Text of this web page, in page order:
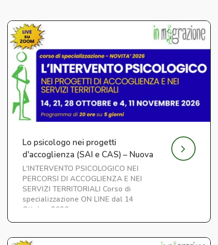
Lo psicologo nei progetti
d'accoglienza (SAI e CAS) – Nuova
edizione
L'INTERVENTO PSICOLOGICO NEI
PERCORSI DI ACCOGLIENZA E NEI
SERVIZI TERRITORIALI Corso di
specializzazione ON LINE dal 14
Ottobre 2026